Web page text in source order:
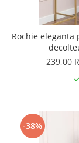
Rochie eleganta
239,00
-38%